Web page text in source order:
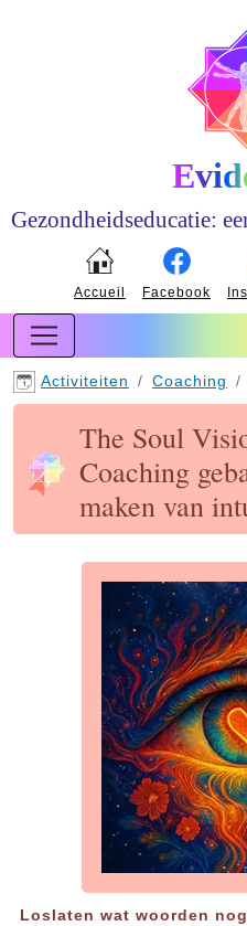
Gezondheidseducatie:
Facebook
Accueil
Activiteiten Coaching
The Soul
Coaching
maken van
Loslaten wat woorden